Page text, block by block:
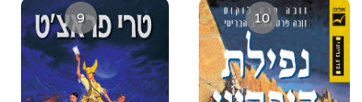
9 10